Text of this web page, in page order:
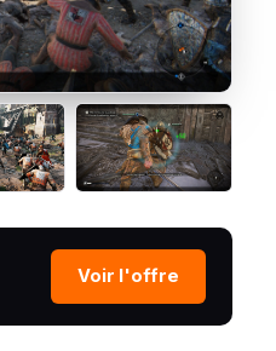
Voir l'offre